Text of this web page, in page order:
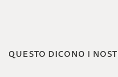
QUESTO DICONO I